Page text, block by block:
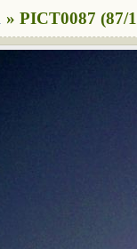
» PICT0087 (87/